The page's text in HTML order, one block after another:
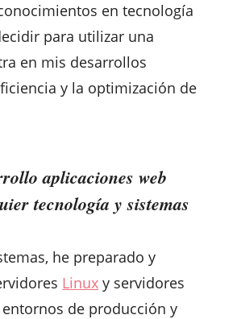
en tecnología
para utilizar una
en mis desarrollos
y la optimización de
aplicaciones web
tecnología y sistemas
he preparado y
Linux y servidores
de producción y